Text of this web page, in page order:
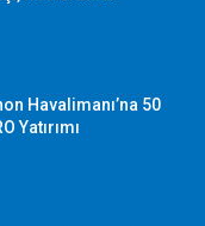
Havalimanı’na 50
Yatırımı